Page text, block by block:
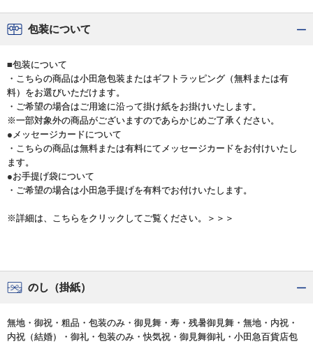
包装について
■包装について
・こちらの商品は小田急包装またはギフトラッピング（無料または有
料）をお選びいただけます。
・ご希望の場合はご用途に沿って掛け紙をお掛けいたします。
※一部対象外の商品がございますのであらかじめご了承ください。
●メッセージカードについて
・こちらの商品は無料または有料にてメッセージカードをお付けいたし
ます。
●お手提げ袋について
・ご希望の場合は小田急手提げを有料でお付けいたします。
※詳細は、こちらをクリックしてご覧ください。＞＞＞
のし（掛紙）
無地・御祝・粗品・包装のみ・御見舞・寿・残暑御見舞・無地・内祝・
内祝（結婚）・御礼・包装のみ・快気祝・御見舞御礼・小田急百貨店包